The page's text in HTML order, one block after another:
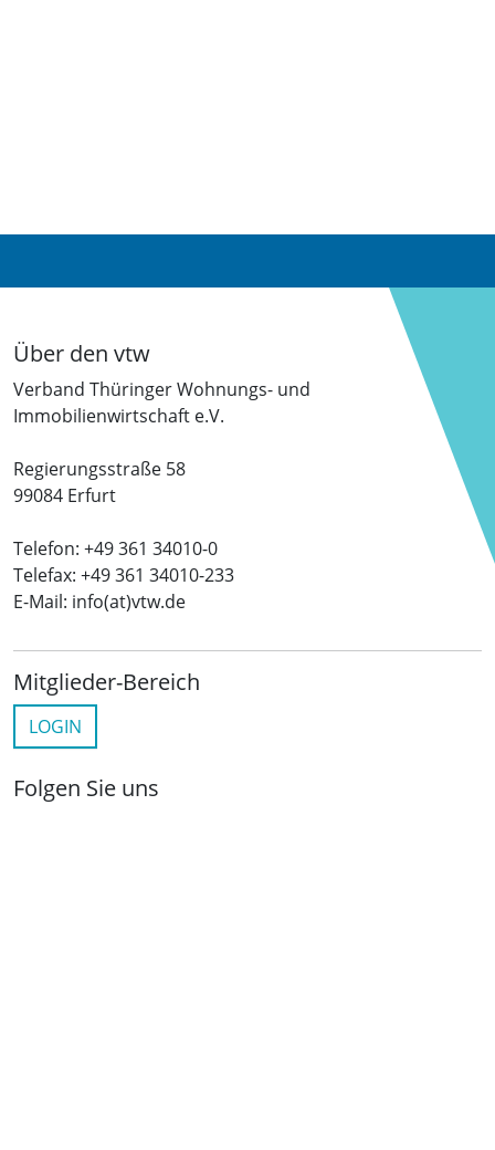
Über den vtw
Verband Thüringer Wohnungs- und
Immobilienwirtschaft e.V.
Regierungsstraße 58
99084 Erfurt
Telefon: +49 361 34010-0
Telefax: +49 361 34010-233
E-Mail: info(at)vtw.de
Mitglieder-Bereich
LOGIN
Folgen Sie uns